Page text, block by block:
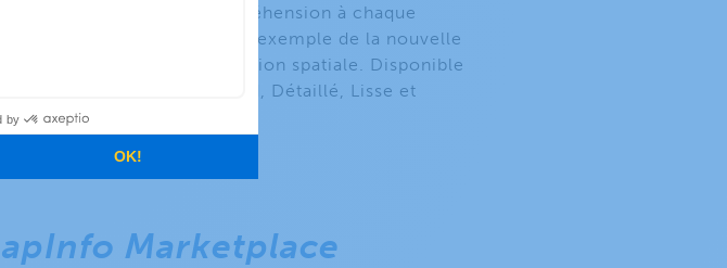
pour faciliter la compréhension à chaque
d’ensemble est un autre exemple de la nouvelle
comprendre la répartition spatiale. Disponible
thermiques, Standard, Détaillé, Lisse et
de résolution requis.
Marketplace